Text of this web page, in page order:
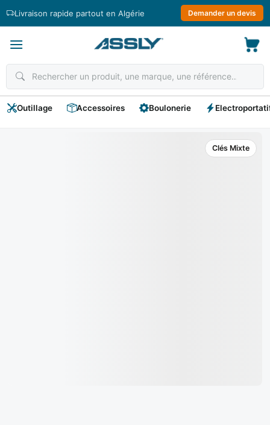
Livraison rapide partout en Algérie Demander un devis
Outillage Accessoires Boulonerie
Clés Mixte